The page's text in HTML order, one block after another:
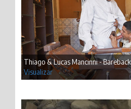
Thiago & Lucas Mancinni -
Visualizar